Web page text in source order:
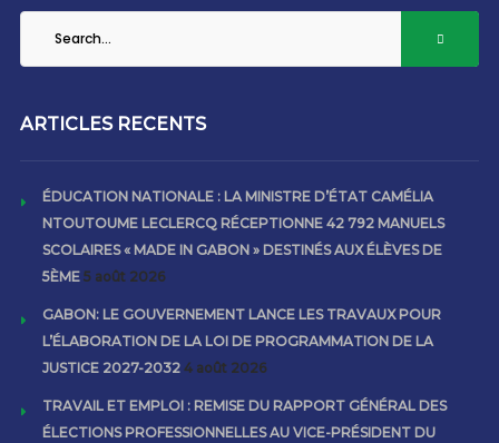
ARTICLES RECENTS
ÉDUCATION NATIONALE : LA MINISTRE D’ÉTAT CAMÉLIA
NTOUTOUME LECLERCQ RÉCEPTIONNE 42 792 MANUELS
SCOLAIRES « MADE IN GABON » DESTINÉS AUX ÉLÈVES DE
5ÈME 5 août 2026
GABON: LE GOUVERNEMENT LANCE LES TRAVAUX POUR
L’ÉLABORATION DE LA LOI DE PROGRAMMATION DE LA
JUSTICE 2027-2032 4 août 2026
TRAVAIL ET EMPLOI : REMISE DU RAPPORT GÉNÉRAL DES
ÉLECTIONS PROFESSIONNELLES AU VICE-PRÉSIDENT DU